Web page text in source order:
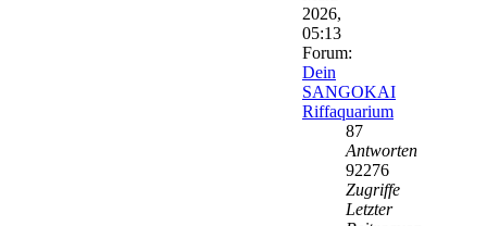
2026,
05:13
Forum:
Dein
SANGOKAI
Riffaquarium
87
Antworten
92276
Zugriffe
Letzter